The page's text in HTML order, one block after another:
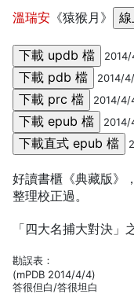
溫瑞安 《猿猴月》
2014/
2014/4/
2014/
好讀書櫃《典藏版》
整理校正過。
「四大名捕大對決」
勘誤表：
(mPDB 2014/4/4)
答很但白/答很坦白